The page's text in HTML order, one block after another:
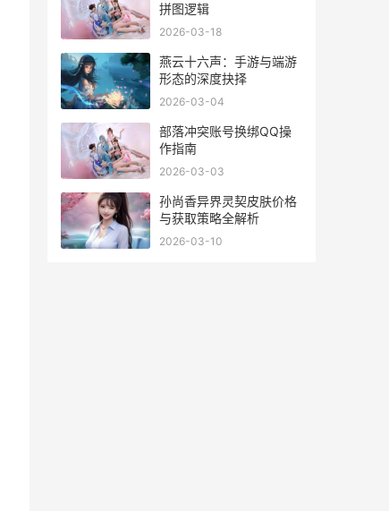
拼图逻辑
2026-03-18
燕云十六声：手游与端游
形态的深度抉择
2026-03-04
部落冲突账号换绑QQ操
作指南
2026-03-03
孙尚香异界灵契皮肤价格
与获取策略全解析
2026-03-10